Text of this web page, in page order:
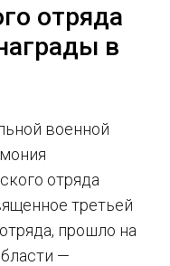
отряда
в
военной
отряда
третьей
прошло на
—